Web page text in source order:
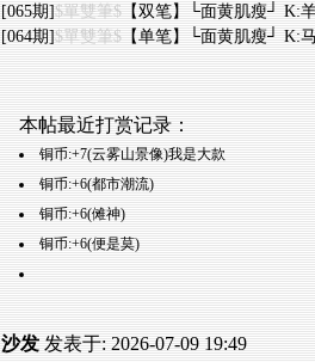
[065期]$單雙筆$ 【双笔】└面黄肌瘦┘ K:
[064期]$單雙筆$ 【单笔】└面黄肌瘦┘ K:
本帖最近打赏记录：
铜币:+7(云雾山景像)我是大款
铜币:+6(都市潮流)
铜币:+6(傩神)
铜币:+6(便是莫)
沙发 发表于: 2026-07-09 19:49